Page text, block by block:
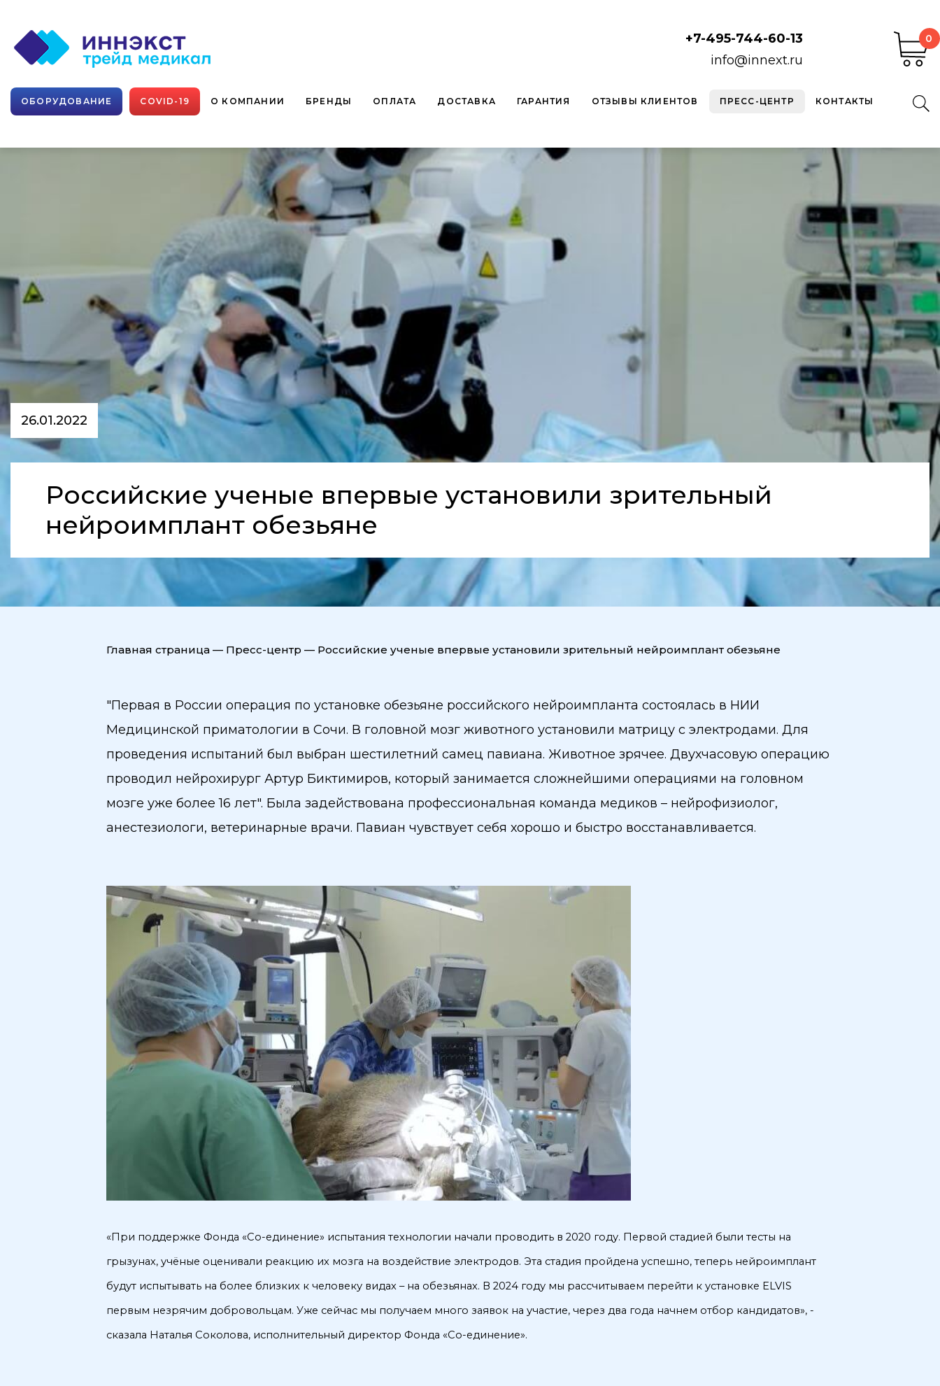
+7-495-744-60-13
info@innext.ru
0
ОБОРУДОВАНИЕ COVID-19 О КОМПАНИИ БРЕНДЫ ОПЛАТА ДОСТАВКА ГАРАНТИЯ ОТЗЫВЫ КЛИЕНТОВ ПРЕСС-ЦЕНТР КОНТАКТЫ
26.01.2022
Российские ученые впервые установили зрительный
нейроимплант обезьяне
Главная страница — Пресс-центр — Российские ученые впервые установили зрительный нейроимплант обезьяне
"Первая в России операция по установке обезьяне российского нейроимпланта состоялась в НИИ
Медицинской приматологии в Сочи. В головной мозг животного установили матрицу с электродами. Для
проведения испытаний был выбран шестилетний самец павиана. Животное зрячее. Двухчасовую операцию
проводил нейрохирург Артур Биктимиров, который занимается сложнейшими операциями на головном
мозге уже более 16 лет". Была задействована профессиональная команда медиков – нейрофизиолог,
анестезиологи, ветеринарные врачи. Павиан чувствует себя хорошо и быстро восстанавливается.
«При поддержке Фонда «Со-единение» испытания технологии начали проводить в 2020 году. Первой стадией были тесты на
грызунах, учёные оценивали реакцию их мозга на воздействие электродов. Эта стадия пройдена успешно, теперь нейроимплант
будут испытывать на более близких к человеку видах – на обезьянах. В 2024 году мы рассчитываем перейти к установке ELVIS
первым незрячим добровольцам. Уже сейчас мы получаем много заявок на участие, через два года начнем отбор кандидатов», -
сказала Наталья Соколова, исполнительный директор Фонда «Со-единение».